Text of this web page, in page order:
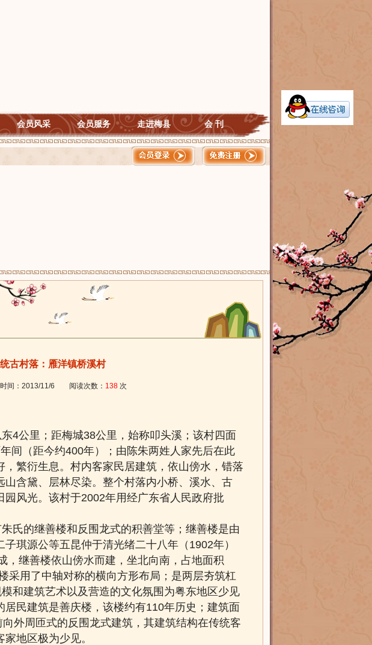
会员风采 会员服务 走进梅县 会 刊
古村落：雁洋镇桥溪村
： 2013/11/6 阅读次数： 138 次
4公里；距梅城38公里，始称叩头溪；该村四 面
间（距今约400年）；由陈朱两姓人家先后在此
，繁衍生息。村内客家民居建筑，依山傍水，错落
山含黛、层林尽染。整个村落内小桥、溪水、古
园风光。该村于2002年用经广东省人民政府批
氏的继善楼和反围龙式的积善堂等；继善楼是由
子琪源公等五昆仲于清光绪二十八年（1902年）
，继善楼依山傍水而建，坐北向南，占地面积
采用了中轴对称的横向方形布局；是两层夯筑杠
和建筑艺术以及营造的文化氛围为粤东地区少见
民建筑是善庆楼，该楼约有110年历史；建筑面
外周匝式的反围龙式建筑， 其建筑结构在传统客
家地区极为少见。